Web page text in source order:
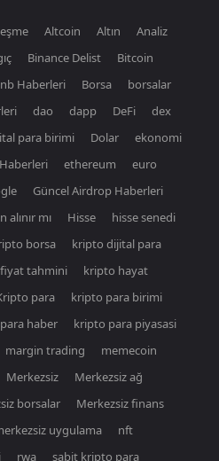
Altcoin Altın
Analiz
Binance Delist
Bitcoin
Haberleri Borsa
borsalar
dao dapp DeFi
dex
para birimi Dolar
ekonomi
ethereum
euro
Güncel Airdrop Haberleri
alınır mı Hisse
hisse senedi
borsa
kripto dijital para
tahmini
kripto hayat
para
kripto para birimi
haber
kripto para piyasasi
margin trading
memecoin
Merkezsiz
Merkezsiz ağ
borsalar
Merkezsiz finans
uygulama
nft
rwa sabit kripto para